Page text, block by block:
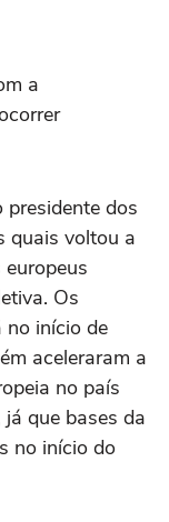
a
presidente dos
quais voltou a
Os
no início de
aceleraram a
no país
que bases da
no início do